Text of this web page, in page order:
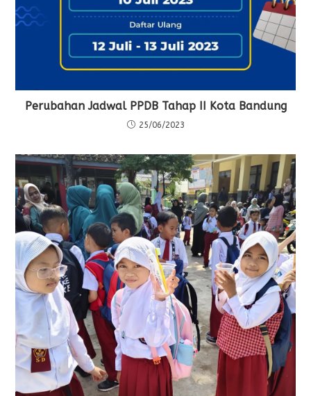
Perubahan Jadwal PPDB Tahap II Kota Bandung
25/06/2023